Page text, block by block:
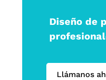
Diseño de
Llámanos